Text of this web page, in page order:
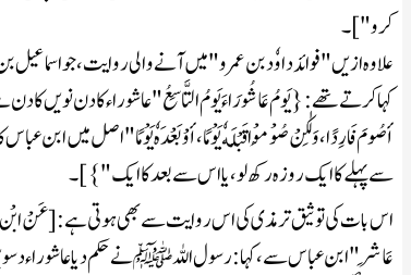
کرو"]۔
سے پہلے کا ایک روزہ رکھ لو، یا اس سے بعد کا ایک"}]۔